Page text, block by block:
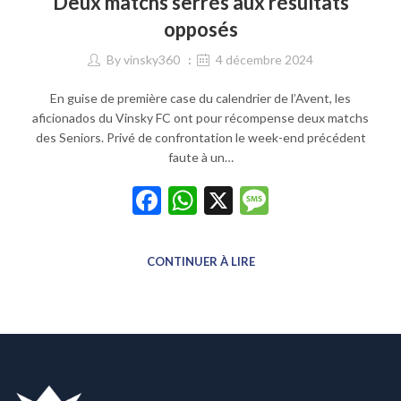
opposés
Byvinsky360 4 décembre 2024
En guise de première case du calendrier de l’Avent, les
aficionados du Vinsky FC ont pour récompense deux matchs
des Seniors. Privé de confrontation le week-end précédent
faute à un…
Facebook
WhatsApp
X
CONTINUER À LIRE